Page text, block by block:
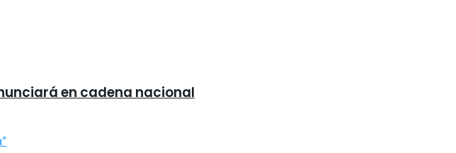
en cadena nacional